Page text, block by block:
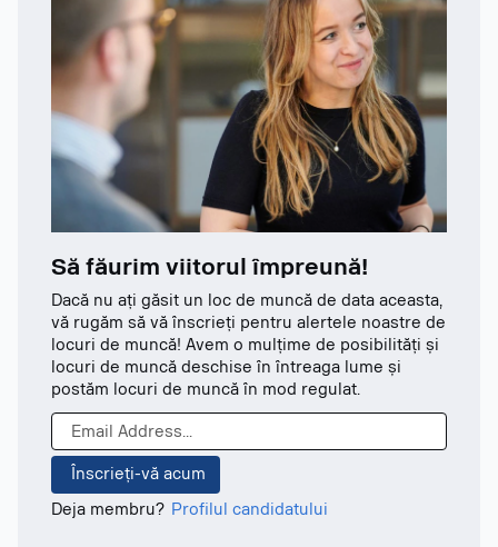
Să făurim viitorul împreună!
Dacă nu ați găsit un loc de muncă de data aceasta,
vă rugăm să vă înscrieți pentru alertele noastre de
locuri de muncă! Avem o mulțime de posibilități și
locuri de muncă deschise în întreaga lume și
postăm locuri de muncă în mod regulat.
Deja membru? Profilul candidatului